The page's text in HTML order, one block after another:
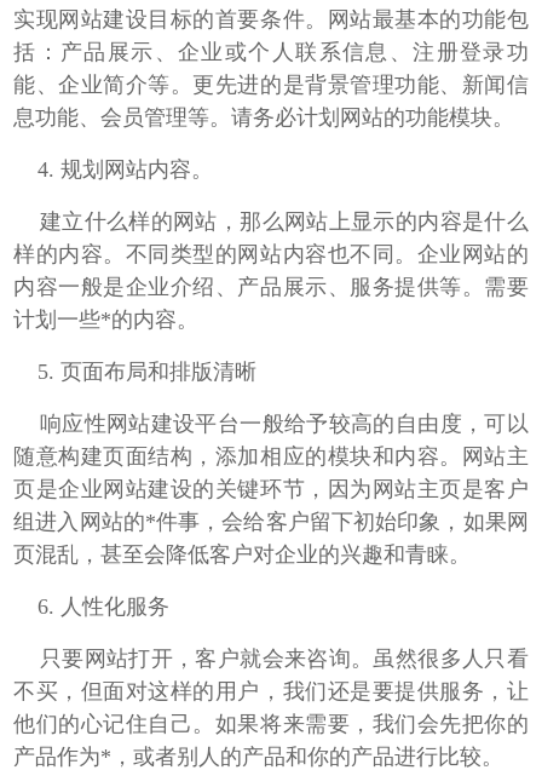
实现网站建设目标的首要条件。网站最基本的功能包
括：产品展示、企业或个人联系信息、注册登录功
能、企业简介等。更先进的是背景管理功能、新闻信
息功能、会员管理等。请务必计划网站的功能模块。
4.规划网站内容。
建立什么样的网站，那么网站上显示的内容是什么
样的内容。不同类型的网站内容也不同。企业网站的
内容一般是企业介绍、产品展示、服务提供等。需要
计划一些*的内容。
5.页面布局和排版清晰
响应性网站建设平台一般给予较高的自由度，可以
随意构建页面结构，添加相应的模块和内容。网站主
页是企业网站建设的关键环节，因为网站主页是客户
组进入网站的*件事，会给客户留下初始印象，如果网
页混乱，甚至会降低客户对企业的兴趣和青睐。
6. 人性化服务
只要网站打开，客户就会来咨询。虽然很多人只看
不买，但面对这样的用户，我们还是要提供服务，让
他们的心记住自己。如果将来需要，我们会先把你的
产品作为*，或者别人的产品和你的产品进行比较。